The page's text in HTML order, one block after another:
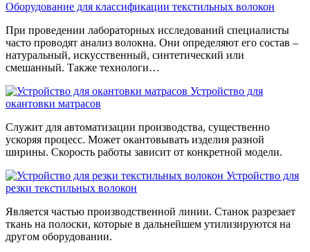
Оборудование для классификации текстильных волокон
При проведении лабораторных исследований специалисты
часто проводят анализ волокна. Они определяют его состав –
натуральный, искусственный, синтетический или
смешанный. Также технологи…
Устройство для
окантовки матрасов
Служит для автоматизации производства, существенно
ускоряя процесс. Может окантовывать изделия разной
ширины. Скорость работы зависит от конкретной модели.
Устройство для
резки текстильных волокон
Является частью производственной линии. Станок разрезает
ткань на полоски, которые в дальнейшем утилизируются на
другом оборудовании.